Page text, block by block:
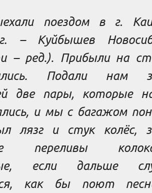
поездом в г.
– Куйбышев
– ред.). Прибыли на
Подали нам
две пары, которые
и мы с багажом
лязг и стук колёс,
переливы
если дальше
как бы поют